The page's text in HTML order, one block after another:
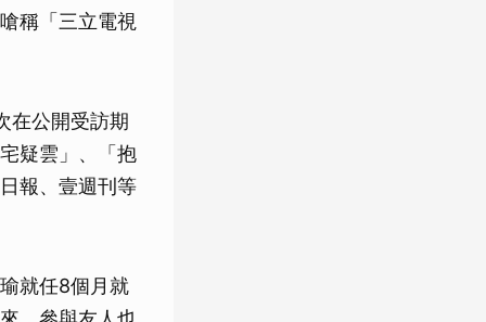
稱「三立電視
在公開受訪期
疑雲」、「抱
報、壹週刊等
就任8個月就